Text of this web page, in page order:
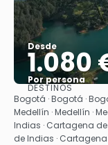
Desde
1.080
Por persona
DESTINOS
Bogotá · Bogotá ·
Medellín · Medellín ·
Indias · Cartagena
de Indias ·